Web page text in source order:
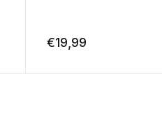
€19,99